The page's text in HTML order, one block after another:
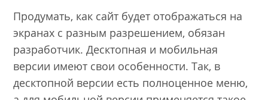
Продумать, как сайт будет отображаться на
экранах с разным разрешением, обязан
разработчик. Десктопная и мобильная
версии имеют свои особенности. Так, в
десктопной версии есть полноценное меню,